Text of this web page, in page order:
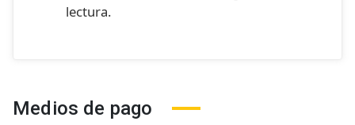
lectura.
Medios de pago